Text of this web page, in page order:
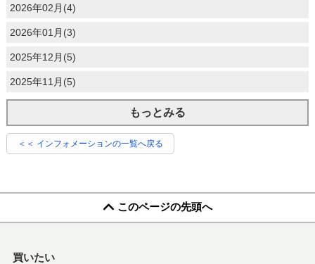
2026年02月(4)
2026年01月(3)
2025年12月(5)
2025年11月(5)
もっとみる
＜＜ インフォメーションの一覧へ戻る
このページの先頭へ
買いたい